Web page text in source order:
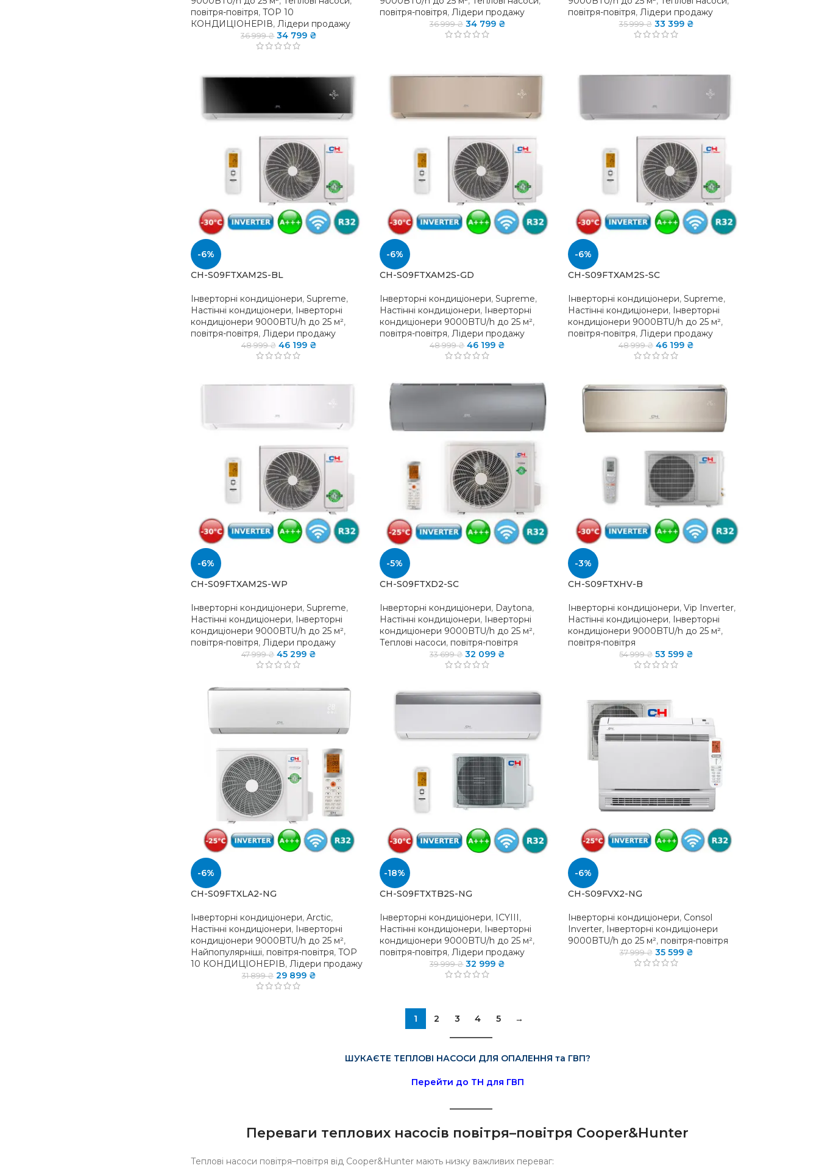
повітря-повітря, TOP 10
КОНДИЦІОНЕРІВ, Лідери продажу
36 999₴ 34 799 ₴
повітря-повітря, Лідери продажу
36 999₴ 34 799 ₴
повітря-повітря, Лідери продажу
35 999₴ 33 399 ₴
-6%
CH-S09FTXAM2S-BL
Інверторні кондиціонери, Supreme,
Настінні кондиціонери, Інверторні
кондиціонери 9000BTU/h до 25 м²,
повітря-повітря, Лідери продажу
48 999₴ 46 199 ₴
-6%
CH-S09FTXAM2S-GD
Інверторні кондиціонери, Supreme,
Настінні кондиціонери, Інверторні
кондиціонери 9000BTU/h до 25 м²,
повітря-повітря, Лідери продажу
48 999₴ 46 199 ₴
-6%
CH-S09FTXAM2S-SC
Інверторні кондиціонери, Supreme,
Настінні кондиціонери, Інверторні
кондиціонери 9000BTU/h до 25 м²,
повітря-повітря, Лідери продажу
48 999₴ 46 199 ₴
-6%
CH-S09FTXAM2S-WP
Інверторні кондиціонери, Supreme,
Настінні кондиціонери, Інверторні
кондиціонери 9000BTU/h до 25 м²,
повітря-повітря, Лідери продажу
47 999₴ 45 299 ₴
-5%
CH-S09FTXD2-SC
Інверторні кондиціонери, Daytona,
Настінні кондиціонери, Інверторні
кондиціонери 9000BTU/h до 25 м²,
Теплові насоси, повітря-повітря
33 699₴ 32 099 ₴
-3%
CH-S09FTXHV-B
Інверторні кондиціонери, Vip Inverter,
Настінні кондиціонери, Інверторні
кондиціонери 9000BTU/h до 25 м²,
повітря-повітря
54 999₴ 53 599 ₴
-6%
CH-S09FTXLA2-NG
Інверторні кондиціонери, Arctic,
Настінні кондиціонери, Інверторні
кондиціонери 9000BTU/h до 25 м²,
Найпопулярніші, повітря-повітря, TOP
10 КОНДИЦІОНЕРІВ, Лідери продажу
31 899₴ 29 899 ₴
-18%
CH-S09FTXTB2S-NG
Інверторні кондиціонери, ICYIII,
Настінні кондиціонери, Інверторні
кондиціонери 9000BTU/h до 25 м²,
повітря-повітря, Лідери продажу
39 999₴ 32 999 ₴
-6%
CH-S09FVX2-NG
Інверторні кондиціонери, Consol
Inverter, Інверторні кондиціонери
9000BTU/h до 25 м², повітря-повітря
37 999₴ 35 599 ₴
1 2 3 4 5
→
__________
ШУКАЄТЕ ТЕПЛОВІ НАСОСИ ДЛЯ ОПАЛЕННЯ та ГВП?
Перейти до ТН для ГВП
__________
Переваги теплових насосів повітря–повітря Cooper&Hunter
Теплові насоси повітря–повітря від Cooper&Hunter мають низку важливих переваг: